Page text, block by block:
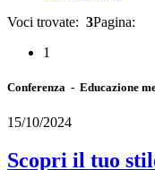
Voci trovate: 3Pagina:
1
Conferenza - Educazione
15/10/2024
Scopri il tuo